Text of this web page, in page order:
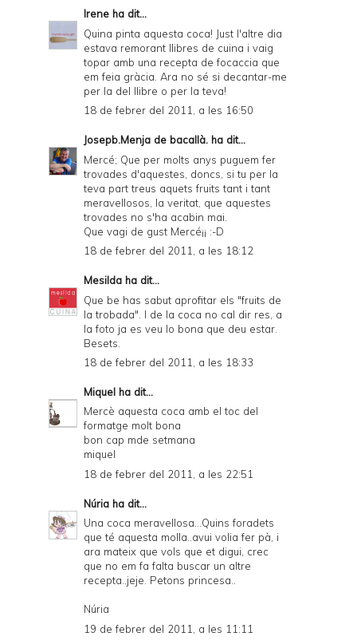
Irene ha dit...
Quina pinta aquesta coca! Just l'altre dia
estava remorant llibres de cuina i vaig
topar amb una recepta de focaccia que
em feia gràcia. Ara no sé si decantar-me
per la del llibre o per la teva!
18 de febrer del 2011, a les 16:50
Josepb.Menja de bacallà. ha dit...
Mercé; Que per molts anys puguem fer
trovades d'aquestes, doncs, si tu per la
teva part treus aquets fruits tant i tant
meravellosos, la veritat, que aquestes
trovades no s'ha acabin mai.
Que vagi de gust Mercé¡¡ :-D
18 de febrer del 2011, a les 18:12
Mesilda ha dit...
Que be has sabut aprofitar els "fruits de
la trobada". I de la coca no cal dir res, a
la foto ja es veu lo bona que deu estar.
Besets.
18 de febrer del 2011, a les 18:33
Miquel ha dit...
Mercè aquesta coca amb el toc del
formatge molt bona
bon cap mde setmana
miquel
18 de febrer del 2011, a les 22:51
Núria ha dit...
Una coca meravellosa...Quins foradets
que té aquesta molla..avui volia fer pà, i
ara mateix que vols que et digui, crec
que no em fa falta buscar un altre
recepta..jeje. Petons princesa..
Núria
19 de febrer del 2011, a les 11:11